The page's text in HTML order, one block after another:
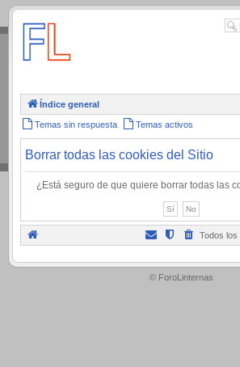
.
Índice general
Temas sin respuesta Temas activos
Borrar todas las cookies del Sitio
¿Está seguro de que quiere borrar todas las
Todos
.
© ForoLinternas